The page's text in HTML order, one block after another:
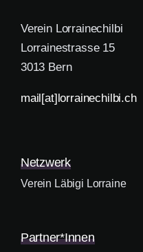
Verein Lorrainechilbi
Lorrainestrasse 15
3013 Bern
mail[at]lorrainechilbi.ch
Netzwerk
Verein Läbigi Lorraine
Partner*innen